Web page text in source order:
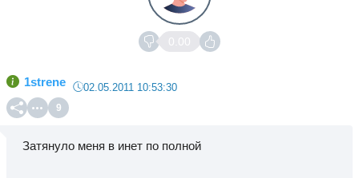
0.00
1strene 02.05.2011 10:53:30
9
Затянуло меня в инет по полной